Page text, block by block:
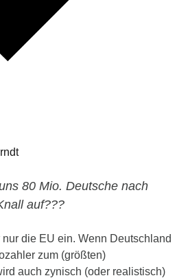
80 Mio. Deutsche nach
auf???
die EU ein. Wenn Deutschland
zum (größten)
auch zynisch (oder realistisch)